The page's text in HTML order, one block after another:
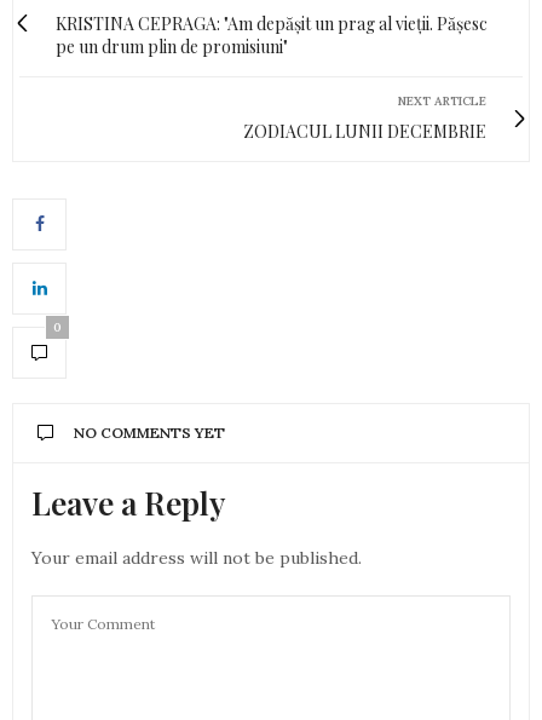
KRISTINA CEPRAGA: "Am depășit un prag al vieții. Pășesc
pe un drum plin de promisiuni"
NEXT ARTICLE
ZODIACUL LUNII DECEMBRIE
0
NO COMMENTS YET
Leave a Reply
Your email address will not be published.